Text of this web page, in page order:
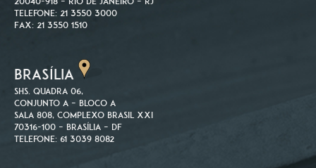
Telefone: 21 3550 3000
Fax: 21 3550 1510
BRASÍLIA
SHS. Quadra 06,
Conjunto A – Bloco A
Sala 808, Complexo Brasil XXI
70316-100 – Brasília – DF
Telefone: 61 3039 8082